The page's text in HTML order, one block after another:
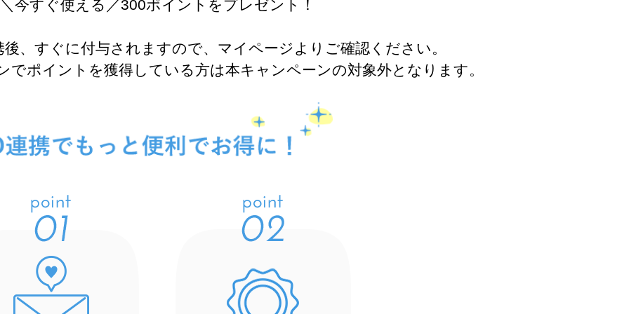
＼今すぐ使える／300ポイントをプレゼント！
、すぐに付与されますので、マイページよりご確認ください。
ポイントを獲得している方は本キャンペーンの対象外となります。